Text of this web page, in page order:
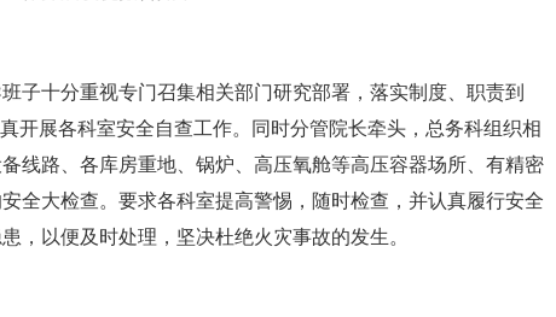
子十分重视专门召集相关部门研究部署，落实制度、职责到
开展各科室安全自查工作。同时分管院长牵头，总务科组织相
线路、各库房重地、锅炉、高压氧舱等高压容器场所、有精密
全大检查。要求各科室提高警惕，随时检查，并认真履行安全
，以便及时处理，坚决杜绝火灾事故的发生。